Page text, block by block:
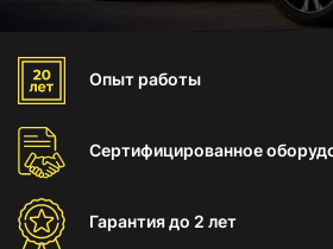
Опыт работы
Сертифицированное
Гарантиядо 2 лет